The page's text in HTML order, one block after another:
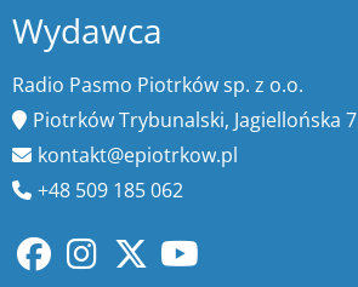
Wydawca
Radio Pasmo Piotrków sp. z o.o.
Piotrków Trybunalski, Jagiellońska 7
kontakt@epiotrkow.pl
+48 509 185 062